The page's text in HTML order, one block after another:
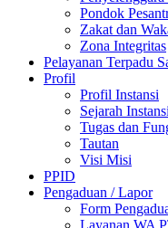
Pondok
Zakat dan
Zona Integritas
Pelayanan Terpadu
Profil
Profil Instansi
Sejarah
Tugas dan
Tautan
Visi Misi
PPID
Pengaduan / Lapor
Form
Layanan WA